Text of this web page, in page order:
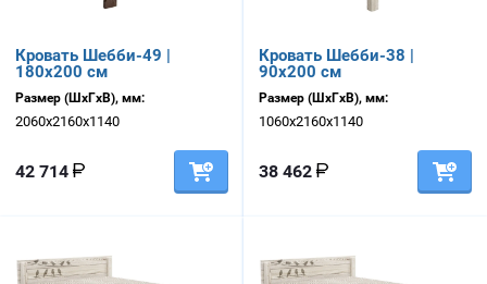
Кровать Шебби-49 |
180х200 см
Размер (ШхГхВ), мм:
2060х2160х1140
42 714
Кровать Шебби-38 |
90х200 см
Размер (ШхГхВ), мм:
1060х2160х1140
38 462